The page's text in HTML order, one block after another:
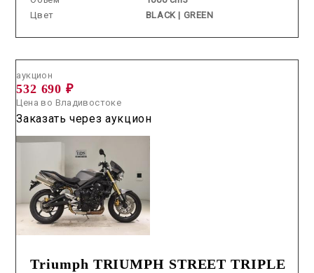
Цвет
BLACK | GREEN
Triumph TRIUMPH STREET TRIPLE
аукцион
532 690 ₽
Цена во Владивостоке
Заказать через аукцион